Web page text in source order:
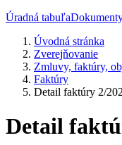
Úradná tabuľa
Úvodná stránka
Zverejňovanie
Zmluvy, faktúry,
Faktúry
Detail faktúry 2/
Detail